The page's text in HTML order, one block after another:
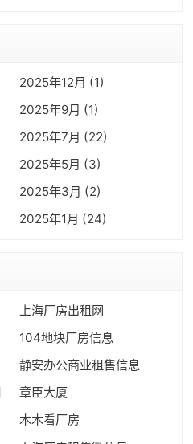
2025年12月 (1)
2025年9月 (1)
2025年7月 (22)
2025年5月 (3)
2025年3月 (2)
2025年1月 (24)
上海厂房出租网
104地块厂房信息
静安办公商业租售信息
章臣大厦
木木看厂房